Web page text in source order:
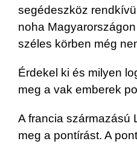
segédeszköz
noha
széles körben még
Érdekel ki és milyen
meg a vak emberek
A francia származású
meg a pontírást. A